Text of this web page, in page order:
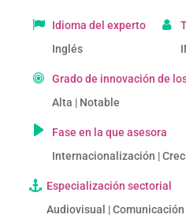
Idioma del experto
Inglés
Grado de innovación de
Alta | Notable
Fase en la que asesora
Internacionalización |
Especialización sectorial
Audiovisual |